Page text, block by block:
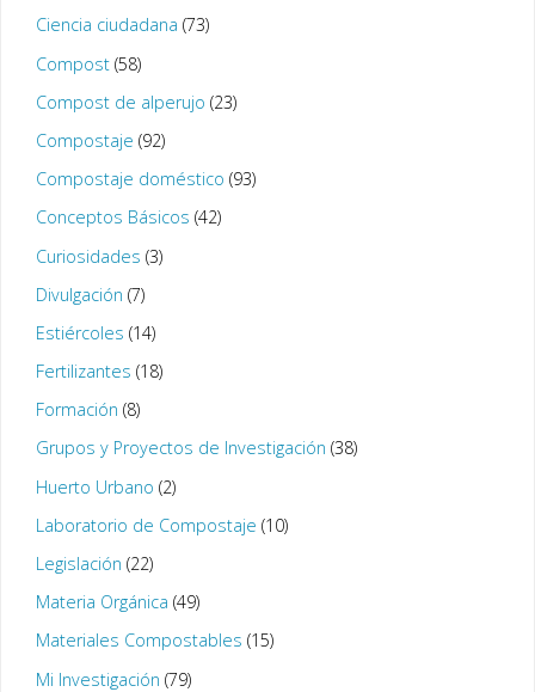
Ciencia ciudadana (73)
Compost(58)
Compost de alperujo (23)
Compostaje (92)
Compostaje doméstico (93)
Conceptos Básicos (42)
Curiosidades (3)
Divulgación (7)
Estiércoles (14)
Fertilizantes (18)
Formación (8)
Grupos y Proyectos de Investigación (38)
Huerto Urbano (2)
Laboratorio de Compostaje (10)
Legislación (22)
Materia Orgánica (49)
Materiales Compostables (15)
Mi Investigación (79)